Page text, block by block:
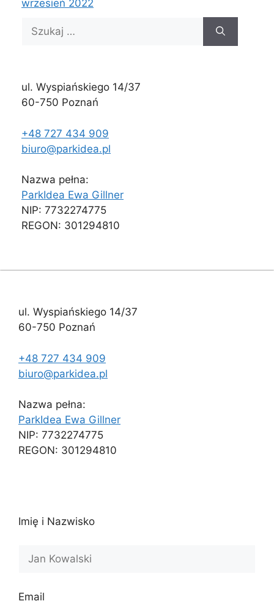
wrzesień 2022
ul. Wyspiańskiego 14/37
60-750 Poznań
+48 727 434 909
biuro@parkidea.pl
Nazwa pełna:
ParkIdea Ewa Gillner
NIP: 7732274775
REGON: 301294810
ul. Wyspiańskiego 14/37
60-750 Poznań
+48 727 434 909
biuro@parkidea.pl
Nazwa pełna:
ParkIdea Ewa Gillner
NIP: 7732274775
REGON: 301294810
Imię i Nazwisko
Email